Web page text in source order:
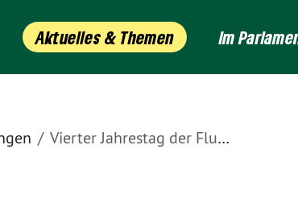
Aktuelles & Themen Im
Vierter Jahrestag der Flutkatastrophe an der Ahr